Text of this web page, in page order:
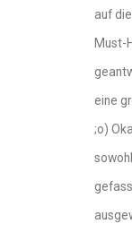
auf
Must-
eine
;o)